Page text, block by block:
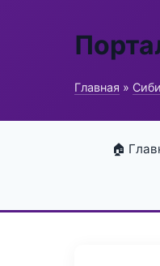
Главная »
🏠